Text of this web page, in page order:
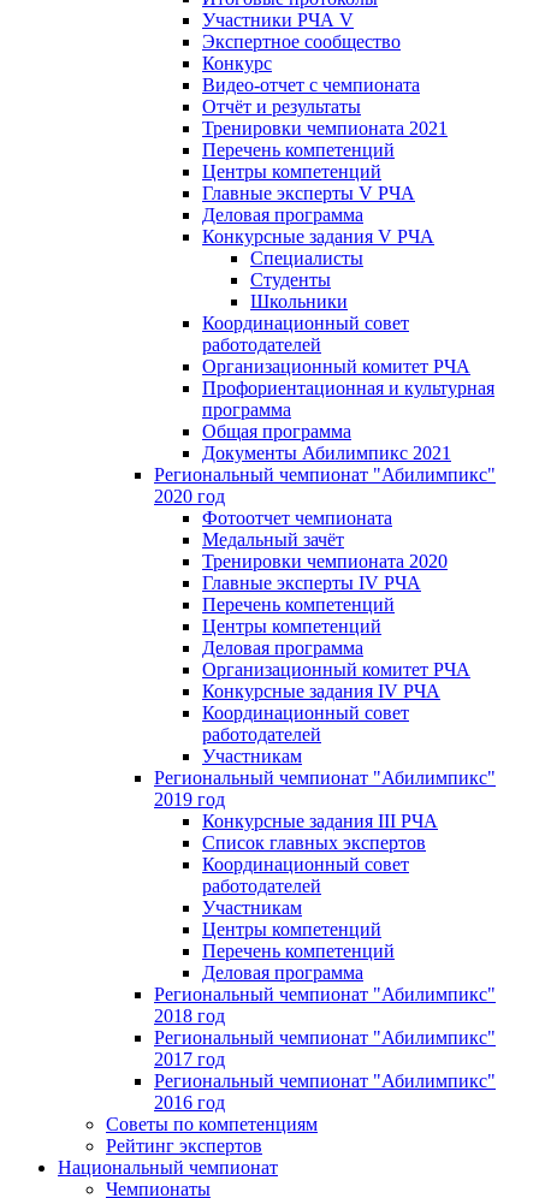
Участники РЧА V
Экспертное сообщество
Конкурс
Видео-отчет с чемпионата
Отчёт и результаты
Тренировки чемпионата 2021
Перечень компетенций
Центры компетенций
Главные эксперты V РЧА
Деловая программа
Конкурсные задания V РЧА
Специалисты
Студенты
Школьники
Координационный совет
работодателей
Организационный комитет РЧА
Профориентационная и культурная
программа
Общая программа
Документы Абилимпикс 2021
Региональный чемпионат "Абилимпикс"
2020 год
Фотоотчет чемпионата
Медальный зачёт
Тренировки чемпионата 2020
Главные эксперты IV РЧА
Перечень компетенций
Центры компетенций
Деловая программа
Организационный комитет РЧА
Конкурсные задания IV РЧА
Координационный совет
работодателей
Участникам
Региональный чемпионат "Абилимпикс"
2019 год
Конкурсные задания III РЧА
Список главных экспертов
Координационный совет
работодателей
Участникам
Центры компетенций
Перечень компетенций
Деловая программа
Региональный чемпионат "Абилимпикс"
2018 год
Региональный чемпионат "Абилимпикс"
2017 год
Региональный чемпионат "Абилимпикс"
2016 год
Советы по компетенциям
Рейтинг экспертов
Национальный чемпионат
Чемпионаты